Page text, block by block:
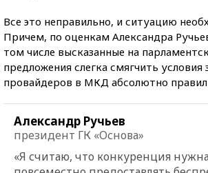
Все это неправильно, и ситуацию
Причем, по оценкам Александра
том числе высказанные на
предложения слегка смягчить условия
провайдеров в МКД абсолютно
Александр Ручьев
президент ГК «Основа»
«Я считаю, что конкуренция